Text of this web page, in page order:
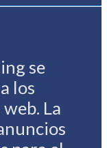
se
los
La